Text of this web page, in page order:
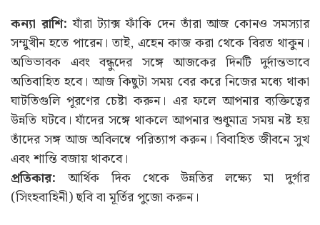
কন্যা রাশি: যাঁরা ট্যাক্স ফাঁকি দেন তাঁরা আজ কোনও সমস্যার
সম্মুখীন হতে পারেন। তাই, এহেন কাজ করা থেকে বিরত থাকুন।
অভিভাবক এবং বন্ধুদের সঙ্গে আজকের দিনটি দুর্দান্তভাবে
অতিবাহিত হবে। আজ কিছুটা সময় বের করে নিজের মধ্যে থাকা
ঘাটতিগুলি পূরণের চেষ্টা করুন। এর ফলে আপনার ব্যক্তিত্বের
উন্নতি ঘটবে। যাঁদের সঙ্গে থাকলে আপনার শুধুমাত্র সময় নষ্ট হয়
তাঁদের সঙ্গ আজ অবিলম্বে পরিত্যাগ করুন। বিবাহিত জীবনে সুখ
এবং শান্তি বজায় থাকবে।
প্রতিকার: আর্থিক দিক থেকে উন্নতির লক্ষ্যে মা দুর্গার
(সিংহবাহিনী) ছবি বা মূর্তির পুজো করুন।